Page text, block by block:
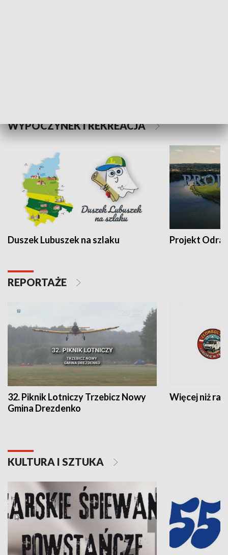
WYPOCZYNEK I REKREACJA
Duszek Lubuszek na szlaku Projekt Odra
REPORTAŻE
32. Piknik Lotniczy Trzebicz Nowy
Gmina Drezdenko
Więcej niż rajd
KULTURA I SZTUKA